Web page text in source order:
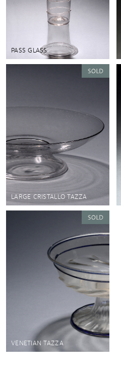
PASS GLASS
LARGE CRISTALLO TAZZA
VENETIAN TAZZA